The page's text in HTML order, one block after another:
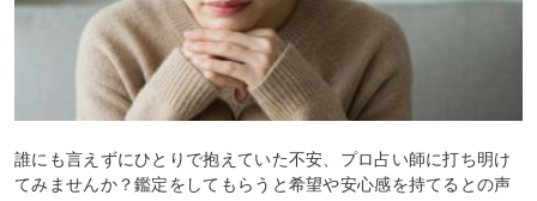
誰にも言えずにひとりで抱えていた不安、プロ占い師に打ち明け
てみませんか？鑑定をしてもらうと希望や安心感を持てるとの声